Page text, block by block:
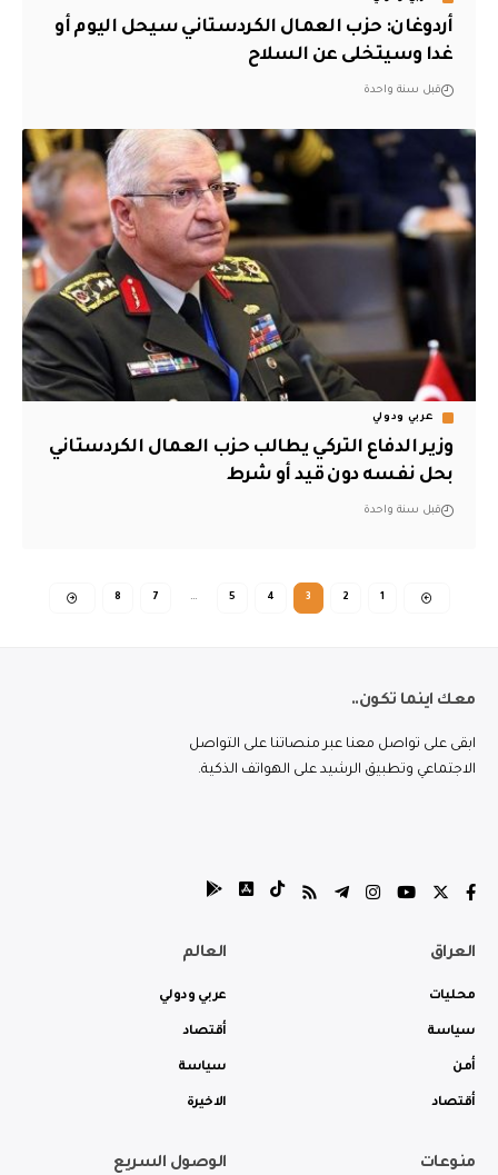
أردوغان: حزب العمال الكردستاني سيحل اليوم أو
غدا وسيتخلى عن السلاح
قبل سنة واحدة
عربي ودولي
وزير الدفاع التركي يطالب حزب العمال الكردستاني
بحل نفسه دون قيد أو شرط
قبل سنة واحدة
1
2
3
4
5
…
7
8
معك اينما تكون..
ابقى على تواصل معنا عبر منصاتنا على التواصل
الاجتماعي وتطبيق الرشيد على الهواتف الذكية.
العراق
محليات
سياسة
أمن
أقتصاد
العالم
عربي ودولي
أقتصاد
سياسة
الاخيرة
منوعات الوصول السريع